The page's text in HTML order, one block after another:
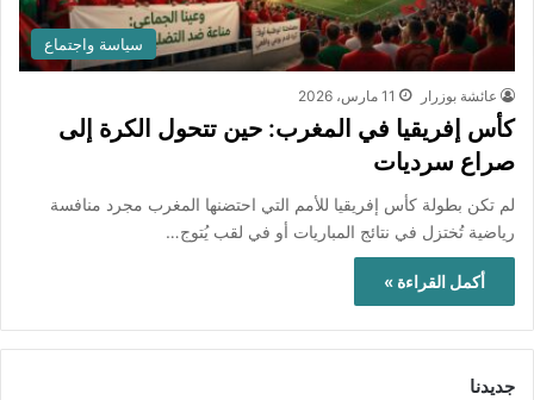
سياسة واجتماع
عائشة بوزرار 11 مارس، 2026
كأس إفريقيا في المغرب: حين تتحول الكرة إلى
صراع سرديات
لم تكن بطولة كأس إفريقيا للأمم التي احتضنها المغرب مجرد منافسة
رياضية تُختزل في نتائج المباريات أو في لقب يُتوج…
أكمل القراءة »
جديدنا